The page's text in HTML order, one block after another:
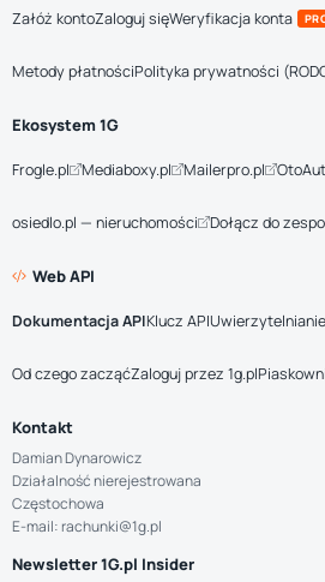
Załóż kontoZaloguj sięWeryfikacja konta
Metody płatnościPolityka prywatności
Ekosystem 1G
Frogle.pl Mediaboxy.pl Mailerpro.pl
osiedlo.pl — nieruchomości Dołącz do
Web API
Dokumentacja APIKlucz APIUwierzytelnianie
Od czego zacząćZaloguj przez 1g.pl
Kontakt
Damian Dynarowicz
Działalność nierejestrowana
Częstochowa
E-mail: rachunki@1g.pl
Newsletter 1G.pl Insider